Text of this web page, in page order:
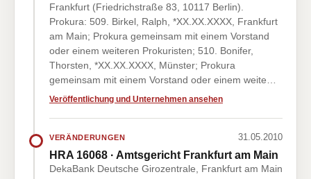
Frankfurt (Friedrichstraße 83, 10117 Berlin).
Prokura: 509. Birkel, Ralph, *XX.XX.XXXX, Frankfurt
am Main; Prokura gemeinsam mit einem Vorstand
oder einem weiteren Prokuristen; 510. Bonifer,
Thorsten, *XX.XX.XXXX, Münster; Prokura
gemeinsam mit einem Vorstand oder einem weite…
Veröffentlichung und Unternehmen ansehen
VERÄNDERUNGEN 31.05.2010
HRA 16068 · Amtsgericht Frankfurt am Main
DekaBank Deutsche Girozentrale, Frankfurt am Main